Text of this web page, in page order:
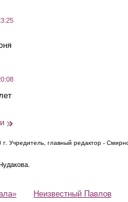
г. Учредитель, главный редактор -
Неизвестный Павлов